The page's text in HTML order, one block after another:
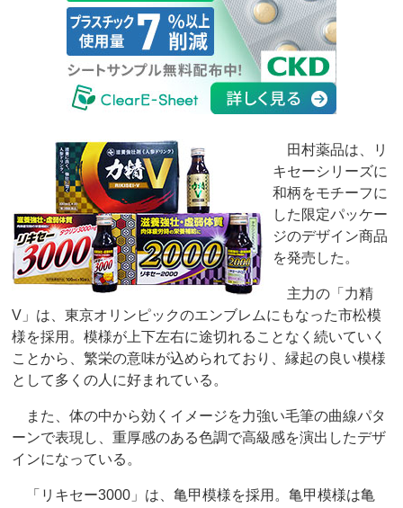
田村薬品は、リ
キセーシリーズに
和柄をモチーフに
した限定パッケー
ジのデザイン商品
を発売した。
主力の「力精
V」は、東京オリンピックのエンブレムにもなった市松模
様を採用。模様が上下左右に途切れることなく続いていく
ことから、繁栄の意味が込められており、縁起の良い模様
として多くの人に好まれている。
また、体の中から効くイメージを力強い毛筆の曲線パタ
ーンで表現し、重厚感のある色調で高級感を演出したデザ
インになっている。
「リキセー3000」は、亀甲模様を採用。亀甲模様は亀